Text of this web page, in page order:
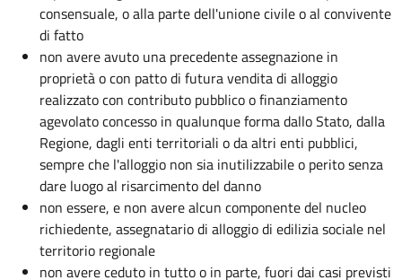
consensuale, o alla parte dell'unione civile o al convivente
di fatto
non avere avuto una precedente assegnazione in
proprietà o con patto di futura vendita di alloggio
realizzato con contributo pubblico o finanziamento
agevolato concesso in qualunque forma dallo Stato, dalla
Regione, dagli enti territoriali o da altri enti pubblici,
sempre che l'alloggio non sia inutilizzabile o perito senza
dare luogo al risarcimento del danno
non essere, e non avere alcun componente del nucleo
richiedente, assegnatario di alloggio di edilizia sociale nel
territorio regionale
non avere ceduto in tutto o in parte, fuori dai casi previsti